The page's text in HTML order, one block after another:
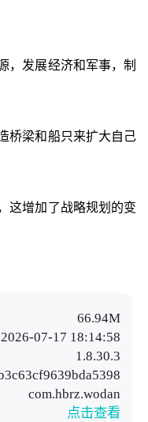
，发展经济和军事，制
桥梁和船只来扩大自己
这增加了战略规划的变
66.94M
2026-07-17 18:14:58
1.8.30.3
com.hbrz.wodan
点击查看